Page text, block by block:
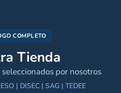
COMPLETO
Tienda
por nosotros
| DISEC | SAG | TEDEE